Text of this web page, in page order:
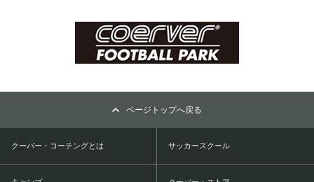
ページトップへ戻る
クーバー・コーチングとは サッカースクール